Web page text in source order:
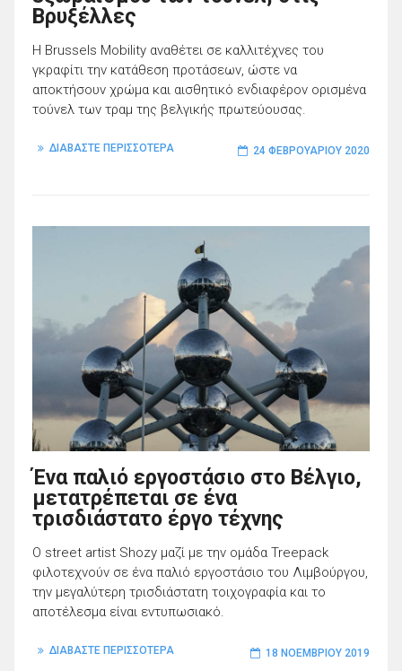
Βρυξέλλες
Η Brussels Mobility αναθέτει σε καλλιτέχνες του
γκραφίτι την κατάθεση προτάσεων, ώστε να
αποκτήσουν χρώμα και αισθητικό ενδιαφέρον ορισμένα
τούνελ των τραμ της βελγικής πρωτεύουσας.
ΔΙΑΒΑΣΤΕ ΠΕΡΙΣΣΟΤΕΡΑ 24 ΦΕΒΡΟΥΑΡΊΟΥ 2020
Ένα παλιό εργοστάσιο στο Βέλγιο,
μετατρέπεται σε ένα
τρισδιάστατο έργο τέχνης
O street artist Shozy μαζί με την ομάδα Treepack
φιλοτεχνούν σε ένα παλιό εργοστάσιο του Λιμβούργου,
την μεγαλύτερη τρισδιάστατη τοιχογραφία και το
αποτέλεσμα είναι εντυπωσιακό.
ΔΙΑΒΑΣΤΕ ΠΕΡΙΣΣΟΤΕΡΑ 18 ΝΟΕΜΒΡΊΟΥ 2019